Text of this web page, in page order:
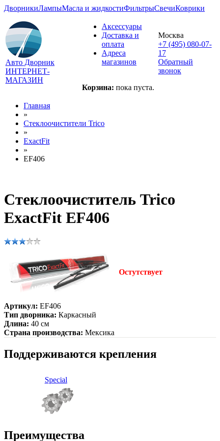
ДворникиЛампыМасла и жидкостиФильтрыСвечиКоврики
Авто Дворник
ИНТЕРНЕТ-
МАГАЗИН
Аксессуары
Доставка и
оплата
Адреса
магазинов
Корзина: пока пуста.
Москва
+7 (495) 080-07-
17
Обратный
звонок
Главная
»
Стеклоочистители Trico
»
ExactFit
»
EF406
Стеклоочиститель Trico
ExactFit EF406
Остутствует
Артикул: EF406
Тип дворника: Каркасный
Длина: 40 см
Страна производства: Мексика
Поддерживаются крепления
Special
Преимущества